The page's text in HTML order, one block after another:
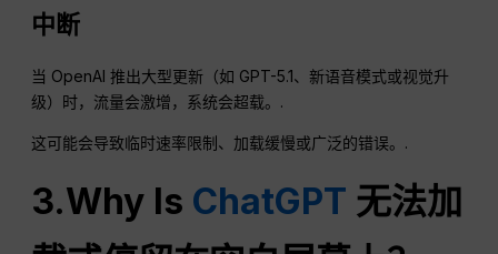
中断
当 OpenAI 推出大型更新（如 GPT-5.1、新语音模式或视觉升
级）时，流量会激增，系统会超载。.
这可能会导致临时速率限制、加载缓慢或广泛的错误。.
3.Why Is ChatGPT 无法加